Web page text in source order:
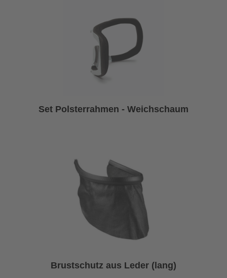
Set Polsterrahmen - Weichschaum
Brustschutz aus Leder (lang)